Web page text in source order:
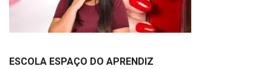
ESCOLA ESPAÇO DO APRENDIZ